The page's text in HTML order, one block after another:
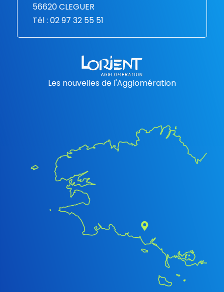
56620 CLEGUER
Tél : 02 97 32 55 51
Les nouvelles de l'Agglomération